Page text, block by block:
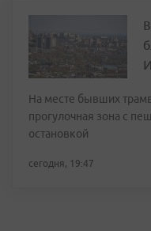
На месте бывших
прогулочная зона с
остановкой
сегодня, 19:47